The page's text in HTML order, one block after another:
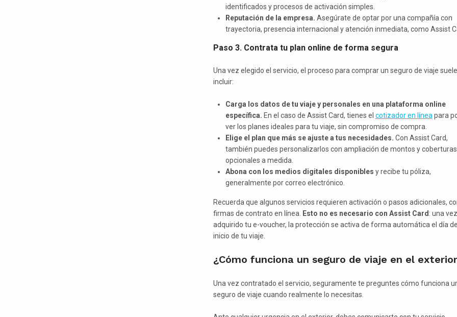
identificados y procesos de activación simples.
Reputación de la empresa. Asegúrate de optar por una compañía con
trayectoria, presencia internacional y atención inmediata, como Assist
Paso 3. Contrata tu plan online de forma segura
Una vez elegido el servicio, el proceso para comprar un seguro de viaje suele
incluir:
Carga los datos de tu viaje y personales en una plataforma online
específica. En el caso de Assist Card, tienes el cotizador en líneapara
ver los planes ideales para tu viaje, sin compromiso de compra.
Elige el plan que más se ajuste a tus necesidades. Con Assist Card,
también puedes personalizarlos con ampliación de montos y coberturas
opcionales a medida.
Abona con los medios digitales disponibles y recibe tu póliza,
generalmente por correo electrónico.
Recuerda que algunos servicios requieren activación o pasos adicionales,
firmas de contrato en línea. Esto no es necesario con Assist Card: una vez
adquirido tu e-voucher, la protección se activa de forma automática el día de
inicio de tu viaje.
¿Cómo funciona un seguro de viaje en el
Una vez contratado el servicio, seguramente te preguntes cómo funciona
seguro de viaje cuando realmente lo necesitas.